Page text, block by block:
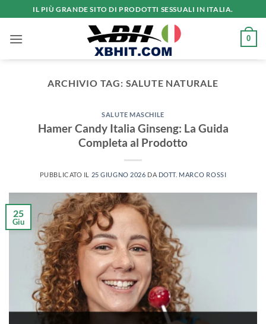
ai
contenuti
IL PIÙ GRANDE SITO DI PRODOTTI SESSUALI IN ITALIA.
0
ARCHIVIO TAG: SALUTE NATURALE
SALUTE MASCHILE
Hamer Candy Italia Ginseng: La Guida
Completa al Prodotto
PUBBLICATO IL 25 GIUGNO 2026 DA DOTT. MARCO ROSSI
25
Giu